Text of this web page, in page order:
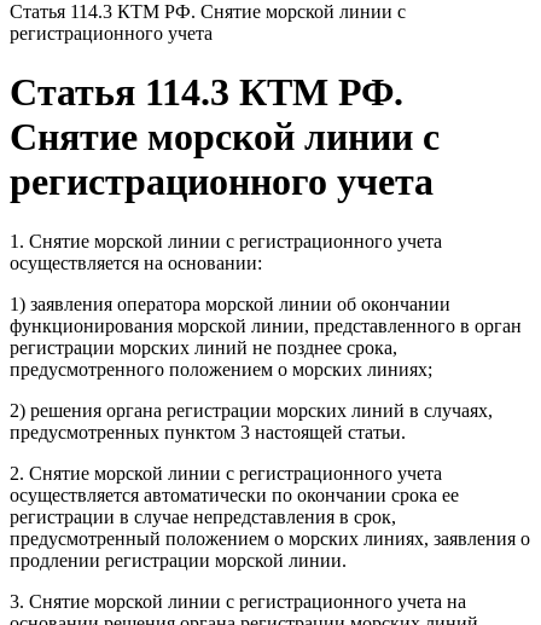
Статья 114.3 КТМ РФ. Снятие морской линии с
регистрационного учета
Статья 114.3 КТМ РФ.
Снятие морской линии с
регистрационного учета
1. Снятие морской линии с регистрационного учета
осуществляется на основании:
1) заявления оператора морской линии об окончании
функционирования морской линии, представленного в орган
регистрации морских линий не позднее срока,
предусмотренного положением о морских линиях;
2) решения органа регистрации морских линий в случаях,
предусмотренных пунктом 3 настоящей статьи.
2. Снятие морской линии с регистрационного учета
осуществляется автоматически по окончании срока ее
регистрации в случае непредставления в срок,
предусмотренный положением о морских линиях, заявления о
продлении регистрации морской линии.
3. Снятие морской линии с регистрационного учета на